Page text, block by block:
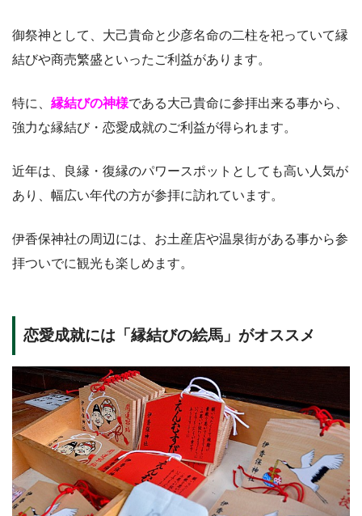
御祭神として、大己貴命と少彦名命の二柱を祀っていて縁
結びや商売繁盛といったご利益があります。
特に、 縁結びの神様である大己貴命に参拝出来る事から、
強力な縁結び・恋愛成就のご利益が得られます。
近年は、良縁・復縁のパワースポットとしても高い人気が
あり、幅広い年代の方が参拝に訪れています。
伊香保神社の周辺には、お土産店や温泉街がある事から参
拝ついでに観光も楽しめます。
恋愛成就には「縁結びの絵馬」がオススメ